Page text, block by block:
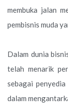
membuka jalan
pembisnis muda
Dalam dunia
telah menarik
sebagai
dalam